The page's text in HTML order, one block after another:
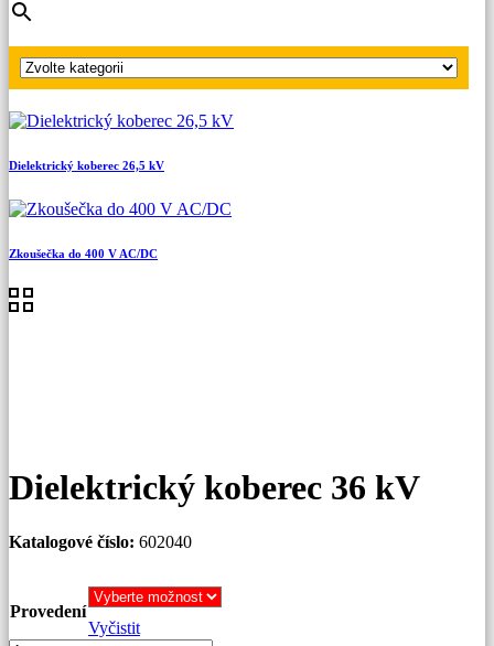
Dielektrický koberec 26,5 kV
Zkoušečka do 400 V AC/DC
Dielektrický koberec 36 kV
Katalogové číslo: 602040
Provedení
Vyčistit